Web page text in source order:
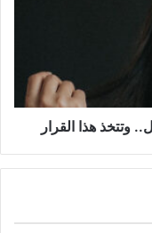
وتتخذ هذا القرار